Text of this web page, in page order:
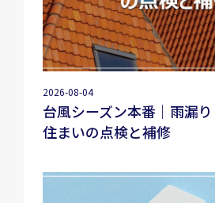
2026-08-04
台風シーズン本番｜雨漏
住まいの点検と補修